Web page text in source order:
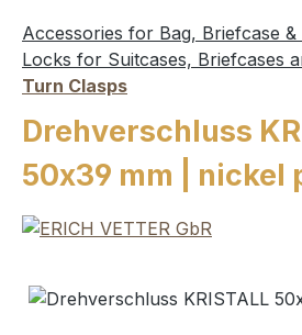
Accessories for Bag, Briefcase &
Locks for Suitcases, Briefcases
Turn Clasps
Drehverschluss
50x39 mm | nickel
Skip image gallery